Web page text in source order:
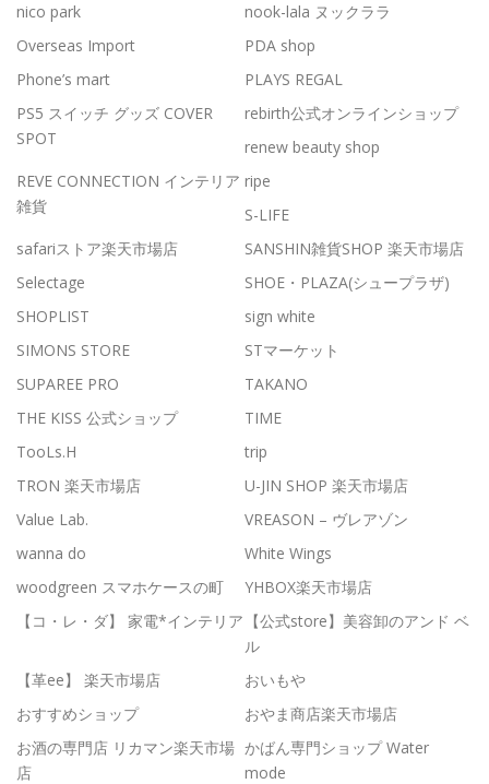
nico park
nook-lala ヌックララ
Overseas Import
PDA shop
Phone’s mart
PLAYS REGAL
PS5 スイッチ グッズ COVER
SPOT
rebirth公式オンラインショップ
renew beauty shop
REVE CONNECTION インテリア
雑貨
ripe
S-LIFE
safariストア楽天市場店
SANSHIN雑貨SHOP 楽天市場店
Selectage
SHOE・PLAZA(シュープラザ)
SHOPLIST
sign white
SIMONS STORE
STマーケット
SUPAREE PRO
TAKANO
THE KISS 公式ショップ
TIME
TooLs.H
trip
TRON 楽天市場店
U-JIN SHOP 楽天市場店
Value Lab.
VREASON – ヴレアゾン
wanna do
White Wings
woodgreen スマホケースの町
YHBOX楽天市場店
【コ・レ・ダ】 家電*インテリア 【公式store】美容卸のアンド ベ
ル
【革ee】 楽天市場店
おいもや
おすすめショップ
おやま商店楽天市場店
お酒の専門店 リカマン楽天市場
店
かばん専門ショップ Water
mode